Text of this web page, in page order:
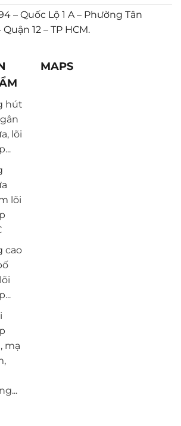
– Quốc Lộ 1 A – Phường Tân
12 – TP HCM.
hút
lõi
lõi
cao
mạ
MAPS